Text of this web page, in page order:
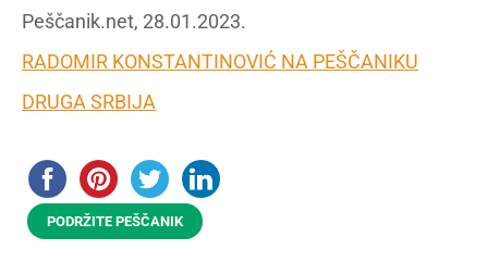
Peščanik.net, 28.01.2023.
RADOMIR KONSTANTINOVIĆ NA PEŠČANIKU
DRUGA SRBIJA
PODRŽITE PEŠČANIK